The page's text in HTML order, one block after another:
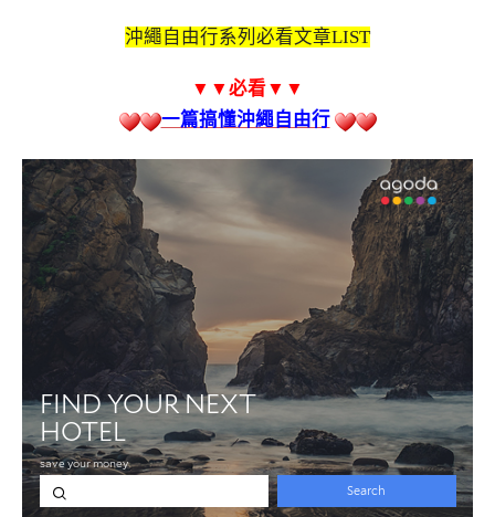
沖繩自由行系列必看文章LIST
▼▼必看▼▼
一篇搞懂沖繩自由行